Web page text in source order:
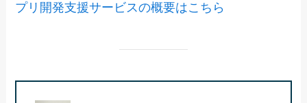
プリ開発支援サービスの概要はこちら